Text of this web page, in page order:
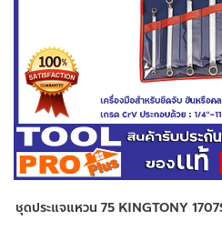
ชุดประแจแหวน 75 KINGTONY